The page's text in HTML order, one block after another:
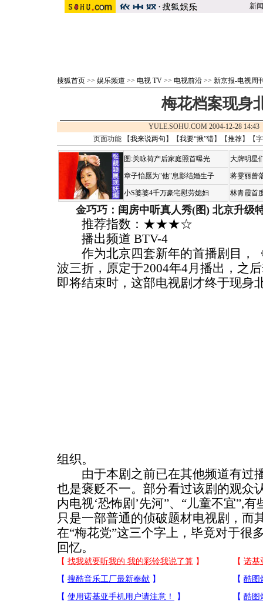
新闻
搜狐首页 >> 娱乐频道 >> 电视 TV >> 电视前沿 >> 新京报-电视周
梅花档案现身
YULE.SOHU.COM 2004-12-28
页面功能 【我来说两句 】【我要“揪”错】【推荐】【
图:关咏荷产后家庭照首曝光
章子怡愿为"他"息影结婚生子
小S婆婆4千万豪宅慰劳媳妇
大牌明星
蒋雯丽曾
林青霞首
金巧巧：闺房中听真人秀(图) 北京升级
推荐指数：★★★☆
播出频道 BTV-4
作为北京四套新年的首播剧目，
波三折，原定于2004年4月播出，之
即将结束时，这部电视剧才终于现身
组织。
由于本剧之前已在其他频道有过
也是褒贬不一。部分看过该剧的观众
内电视‘恐怖剧’先河”、“儿童不宜”,
只是一部普通的侦破题材电视剧，而
在“梅花党”这三个字上，毕竟对于很
回忆。